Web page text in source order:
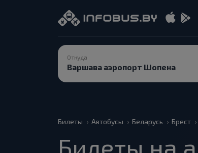
Откуда
Билеты Автобусы Беларусь Брест
Билеты на